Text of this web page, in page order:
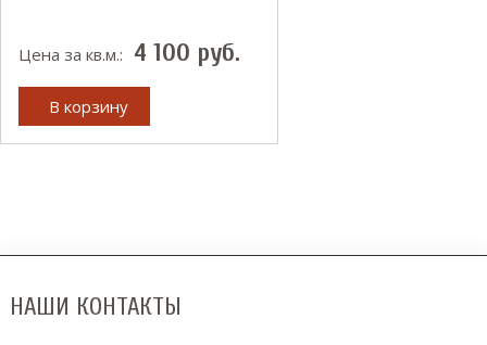
Цена за кв.м.: 4 100 руб.
В корзину
НАШИ КОНТАКТЫ